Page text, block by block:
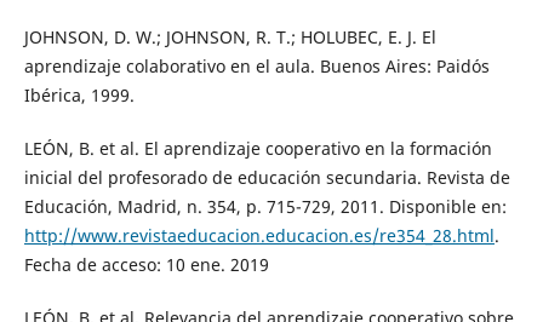
JOHNSON, D. W.; JOHNSON, R. T.; HOLUBEC, E. J. El
aprendizaje colaborativo en el aula. Buenos Aires: Paidós
Ibérica, 1999.
LEÓN, B. et al. El aprendizaje cooperativo en la formación
inicial del profesorado de educación secundaria. Revista de
Educación, Madrid, n. 354, p. 715-729, 2011. Disponible en:
http://www.revistaeducacion.educacion.es/re354_28.html.
Fecha de acceso: 10 ene. 2019